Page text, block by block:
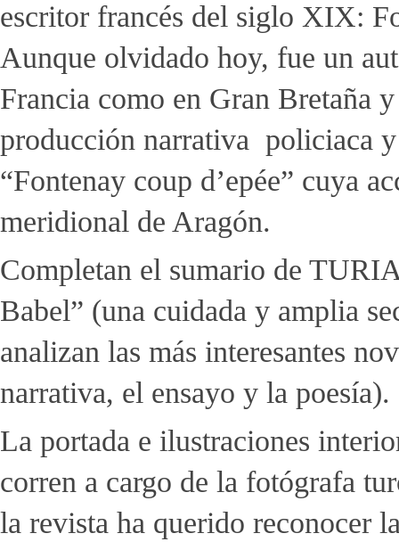
escritor francés del siglo XIX:
Aunque olvidado hoy, fue un
Francia como en Gran Bretaña
producción narrativa policiaca
“Fontenay coup d’epée” cuya
meridional de Aragón.
Completan el sumario de
Babel” (una cuidada y amplia
analizan las más interesantes
narrativa, el ensayo y la poesía).
La portada e ilustraciones
corren a cargo de la fotógrafa
la revista ha querido reconocer